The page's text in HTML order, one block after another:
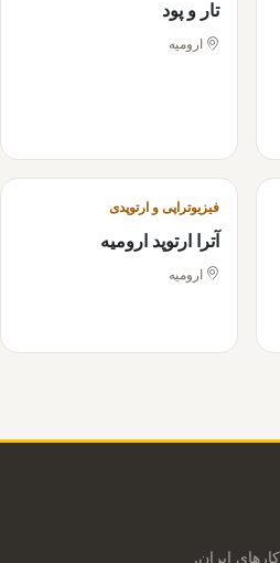
تار و پود
ارومیه
فیزیوتراپی و ارتوپدی
آترا ارتوپد ارومیه
ارومیه
ایران.